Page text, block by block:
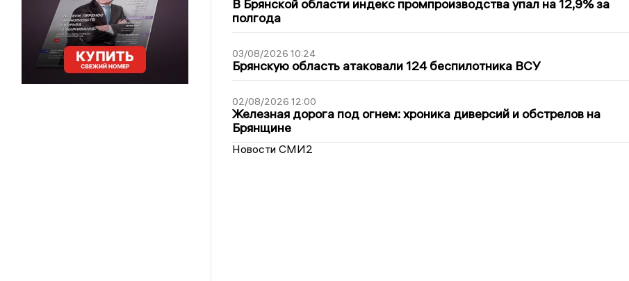
В Брянской области индекс промпроизводства упал на 12,9% за
полгода
03/08/2026 10:24
Брянскую область атаковали 124 беспилотника ВСУ
02/08/2026 12:00
Железная дорога под огнем: хроника диверсий и обстрелов на
Брянщине
Новости СМИ2